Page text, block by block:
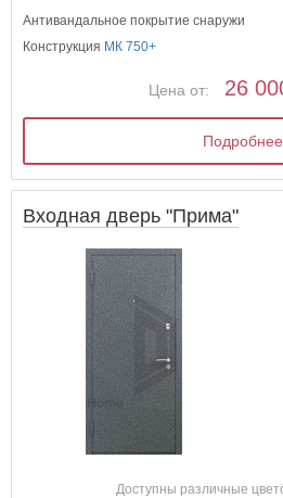
Антивандальное покрытие снаружи
Конструкция МК 750+
Цена от: 26
Подробнее
Входная дверь "Прима"
Доступны различные